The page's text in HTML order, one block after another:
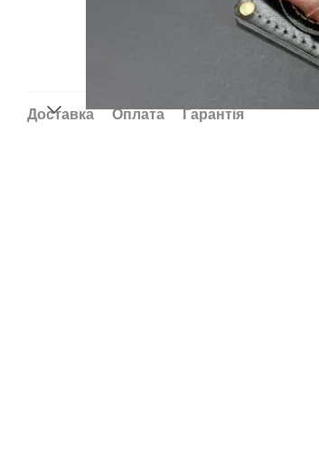
Доставка Оплата Гарантія